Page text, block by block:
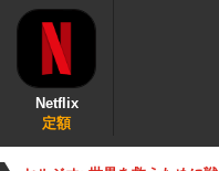
Netflix
定額